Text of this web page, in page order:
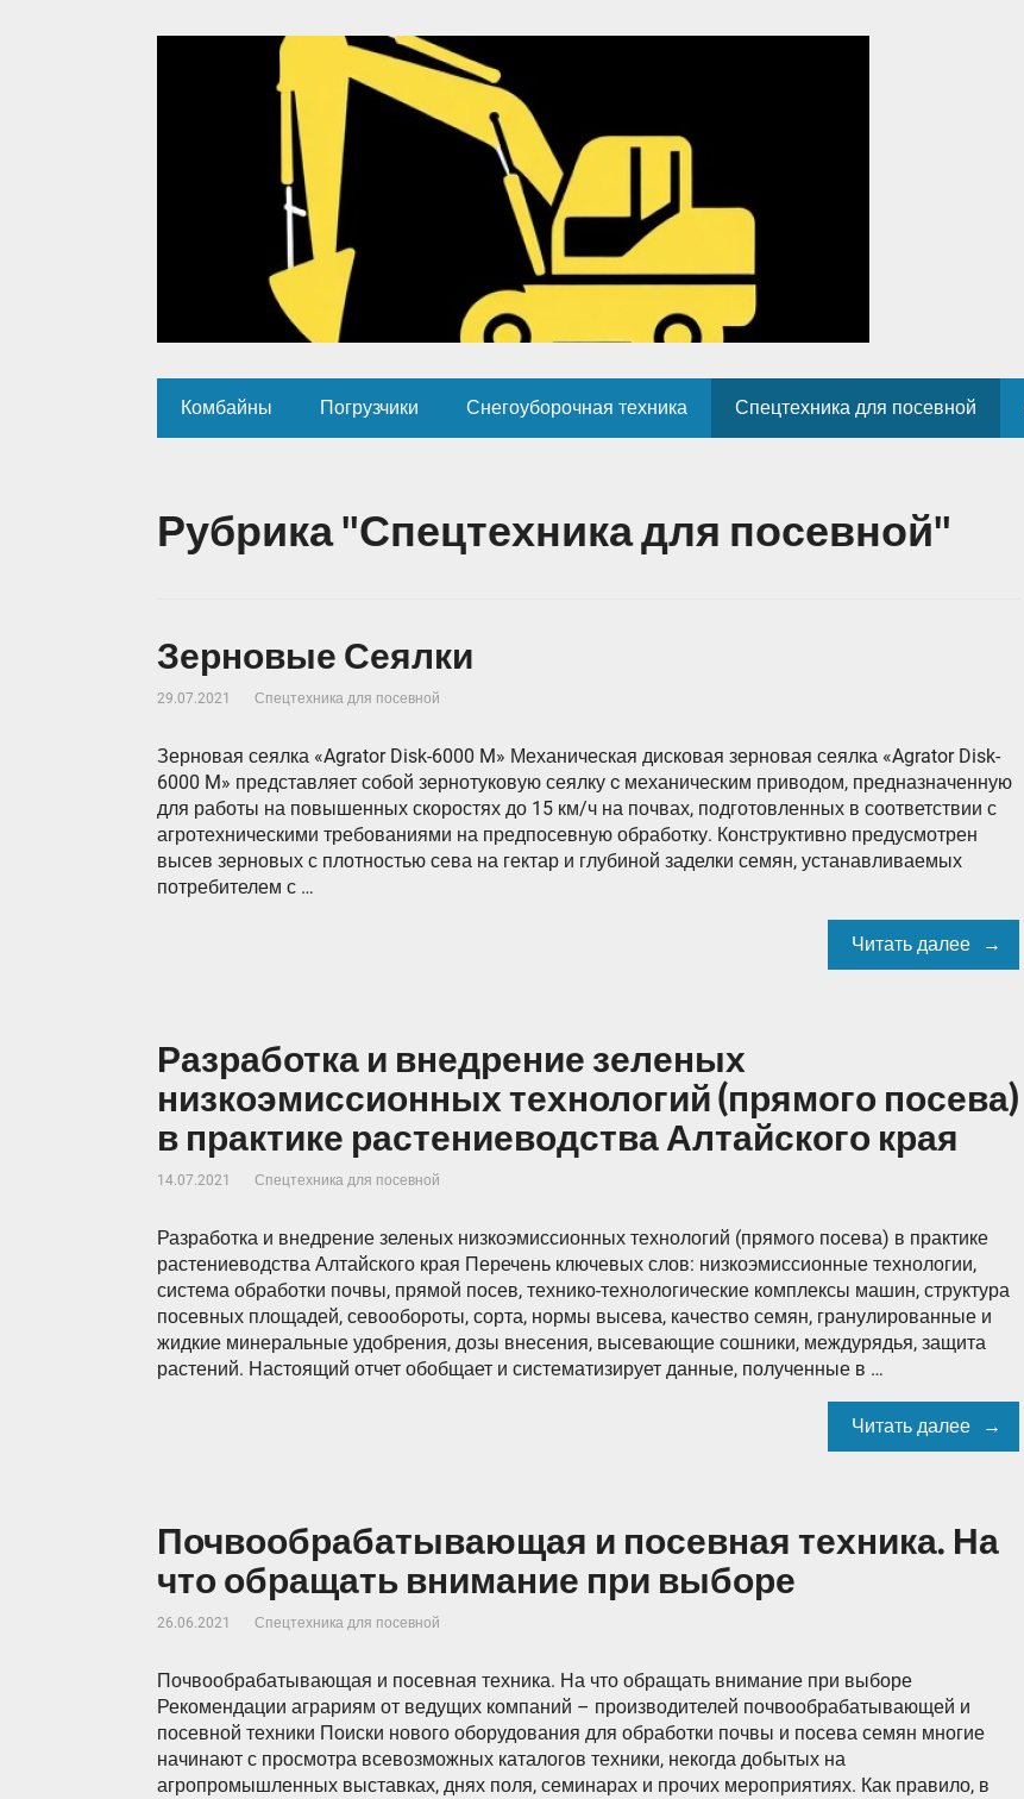
Комбайны Погрузчики Снегоуборочная техника Спецтехника для посевной
Рубрика "Спецтехника для посевной"
Зерновые Сеялки
29.07.2021 Спецтехника для посевной
Зерновая сеялка «Agrator Disk-6000 M» Механическая дисковая зерновая сеялка «Agrator Disk-
6000 M» представляет собой зернотуковую сеялку c механическим приводом, предназначенную
для работы на повышенных скоростях до 15 км/ч на почвах, подготовленных в соответствии с
агротехническими требованиями на предпосевную обработку. Конструктивно предусмотрен
высев зерновых с плотностью сева на гектар и глубиной заделки семян, устанавливаемых
потребителем с …
Читать далее
Разработка и внедрение зеленых
низкоэмиссионных технологий (прямого посева)
в практике растениеводства Алтайского края
14.07.2021 Спецтехника для посевной
Разработка и внедрение зеленых низкоэмиссионных технологий (прямого посева) в практике
растениеводства Алтайского края Перечень ключевых слов: низкоэмиссионные технологии,
система обработки почвы, прямой посев, технико-технологические комплексы машин, структура
посевных площадей, севообороты, сорта, нормы высева, качество семян, гранулированные и
жидкие минеральные удобрения, дозы внесения, высевающие сошники, междурядья, защита
растений. Настоящий отчет обобщает и систематизирует данные, полученные в …
Читать далее
Почвообрабатывающая и посевная техника. На
что обращать внимание при выборе
26.06.2021 Спецтехника для посевной
Почвообрабатывающая и посевная техника. На что обращать внимание при выборе
Рекомендации аграриям от ведущих компаний – производителей почвообрабатывающей и
посевной техники Поиски нового оборудования для обработки почвы и посева семян многие
начинают с просмотра всевозможных каталогов техники, некогда добытых на
агропромышленных выставках, днях поля, семинарах и прочих мероприятиях. Как правило, в